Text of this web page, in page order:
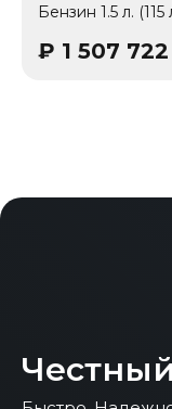
Бензин 1.5 л.
₽ 1 507 722